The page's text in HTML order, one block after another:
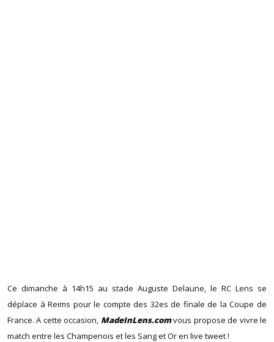
Ce dimanche à 14h15 au stade Auguste Delaune, le RC Lens se
déplace à Reims pour le compte des 32es de finale de la Coupe de
France. A cette occasion, MadeInLens.comvous propose de vivre le
match entre les Champenois et les Sang et Or en live tweet !